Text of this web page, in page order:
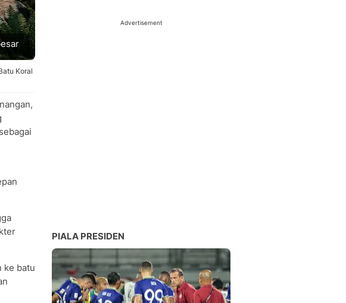
Koral
ke batu
Advertisement
PIALA PRESIDEN